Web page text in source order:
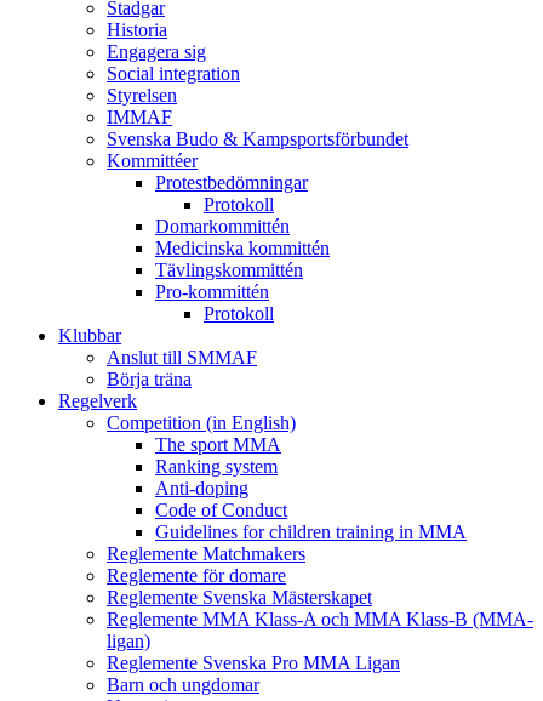
Stadgar
Historia
Engagera sig
Social integration
Styrelsen
IMMAF
Svenska Budo & Kampsportsförbundet
Kommittéer
Protestbedömningar
Protokoll
Domarkommittén
Medicinska kommittén
Tävlingskommittén
Pro-kommittén
Protokoll
Klubbar
Anslut till SMMAF
Börja träna
Regelverk
Competition (in English)
The sport MMA
Ranking system
Anti-doping
Code of Conduct
Guidelines for children training in MMA
Reglemente Matchmakers
Reglemente för domare
Reglemente Svenska Mästerskapet
Reglemente MMA Klass-A och MMA Klass-B (MMA-
ligan)
Reglemente Svenska Pro MMA Ligan
Barn och ungdomar